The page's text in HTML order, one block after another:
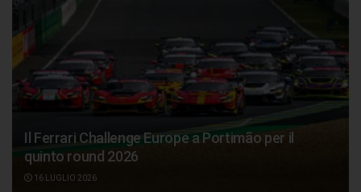
Il Ferrari Challenge Europe a Portimão per il
quinto round 2026
16 LUGLIO 2026